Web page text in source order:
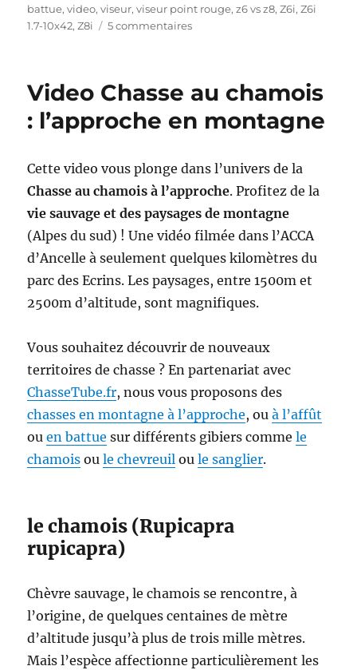
e
s
t
battue,video,viseur,viseur point rouge,z6 vs z8,Z6i,Z6i
1.7-10x42,Z8i 5 commentairess
i
e
p
o
i
t
r
o
g
o
l
u
n
e
t
t
t
v
i
e
o
Video Chasse au chamois
: l’approche en montagne
Cette video vous plonge dans l’univers de la
Chasse au chamois à l’approche. Profitez de la
vie sauvage et des paysages de montagne
(Alpes du sud) ! Une vidéo filmée dans l’ACCA
d’Ancelle à seulement quelques kilomètres du
parc des Ecrins. Les paysages, entre 1500m et
2500m d’altitude, sont magnifiques.
Vous souhaitez découvrir de nouveaux
territoires de chasse ? En partenariat avec
ChasseTube.fr, nous vous proposons des
chasses en montagne à l’approche, ouà l’affût
ouen battue sur différents gibiers commele
chamois oule chevreuil oule sanglier.
le chamois (Rupicapra
rupicapra)
Chèvre sauvage, le chamois se rencontre, à
l’origine, de quelques centaines de mètre
d’altitude jusqu’à plus de trois mille mètres.
Mais l’espèce affectionne particulièrement les